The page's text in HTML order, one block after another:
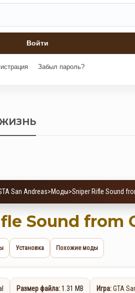
Забыл пароль?
San Andreas>Моды>Sniper Rifle Sound
Sound from
Установка Похожие моды
Размер файла:1.31 MB Игра:GTA